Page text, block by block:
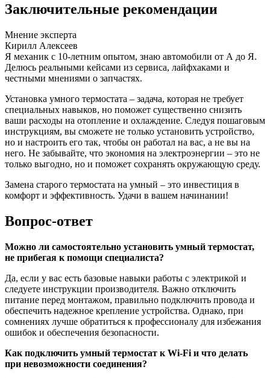
Заключительные рекомендации
Мнение эксперта
Кирилл Алексеев
Я механик с 10-летним опытом, знаю автомобили от А до Я.
Делюсь реальными кейсами из сервиса, лайфхаками и
честными мнениями о запчастях.
Установка умного термостата – задача, которая не требует
специальных навыков, но поможет существенно снизить
ваши расходы на отопление и охлаждение. Следуя пошаговым
инструкциям, вы сможете не только установить устройство,
но и настроить его так, чтобы он работал на вас, а не вы на
него. Не забывайте, что экономия на электроэнергии – это не
только выгодно, но и поможет сохранять окружающую среду.
Замена старого термостата на умный – это инвестиция в
комфорт и эффективность. Удачи в вашем начинании!
Вопрос-ответ
Можно ли самостоятельно установить умный термостат,
не прибегая к помощи специалиста?
Да, если у вас есть базовые навыки работы с электрикой и
следуете инструкции производителя. Важно отключить
питание перед монтажом, правильно подключить провода и
обеспечить надежное крепление устройства. Однако, при
сомнениях лучше обратиться к профессионалу для избежания
ошибок и обеспечения безопасности.
Как подключить умный термостат к Wi-Fi и что делать
при невозможности соединения?